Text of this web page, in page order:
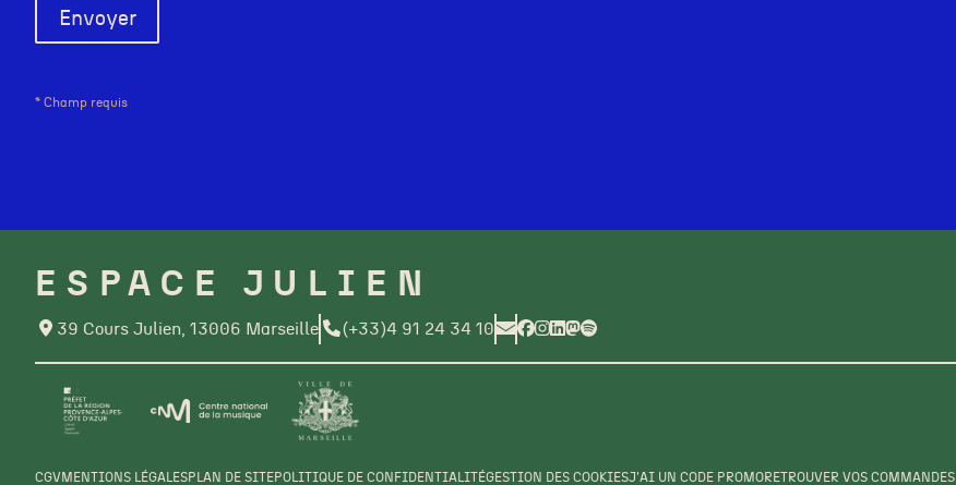
* Champ requis
ESPACE JULIEN
39 Cours Julien, 13006 Marseille (+33)4 91 24 34 10
CGVMENTIONS LÉGALESPLAN DE SITEPOLITIQUE DE CONFIDENTIALITÉGESTION DES COOKIESJ'AI UN CODE PROMORETROUVER VOS COMMANDES